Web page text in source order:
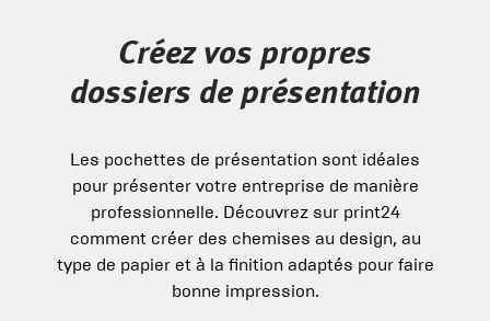
Créez vos propres
dossiers de présentation
Les pochettes de présentation sont idéales
pour présenter votre entreprise de manière
professionnelle. Découvrez sur print24
comment créer des chemises au design, au
type de papier et à la finition adaptés pour faire
bonne impression.